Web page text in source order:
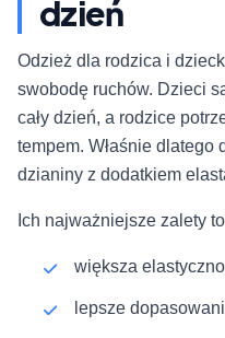
dzień
Odzież dla rodzica i
swobodę ruchów. Dzieci
cały dzień, a rodzice
tempem. Właśnie
dzianiny z dodatkiem
Ich najważniejsze zalety
większa
lepsze